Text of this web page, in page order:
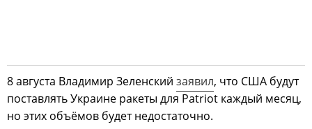
8 августа Владимир Зеленский заявил, что США будут
поставлять Украине ракеты для Patriot каждый месяц,
но этих объёмов будет недостаточно.